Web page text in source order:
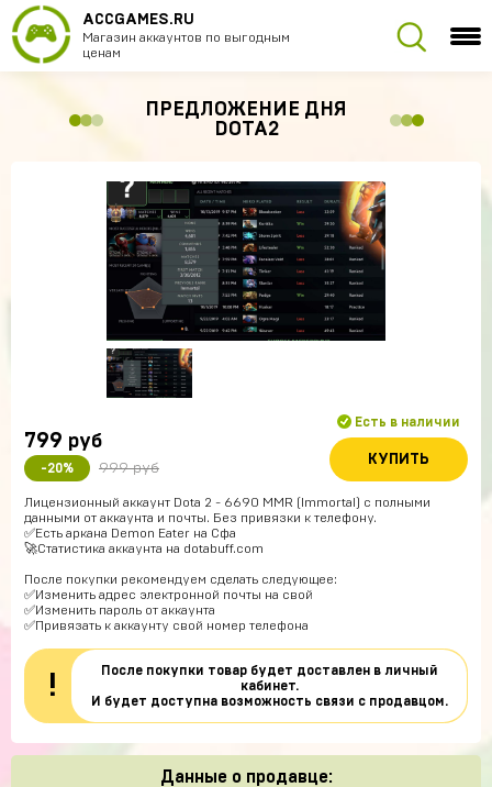
ACCGAMES.RU
Магазин аккаунтов по выгодным
ценам
ПРЕДЛОЖЕНИЕ ДНЯ
DOTA2
799 руб
-20% 999 руб
Есть в наличии
КУПИТЬ
Лицензионный аккаунт Dota 2 - 6690 MMR (Immortal) с полными
данными от аккаунта и почты. Без привязки к телефону.
✅Есть аркана Demon Eater на Сфа
🚀Статистика аккаунта на dotabuff.com
После покупки рекомендуем сделать следующее:
✅Изменить адрес электронной почты на свой
✅Изменить пароль от аккаунта
✅Привязать к аккаунту свой номер телефона
!
После покупки товар будет доставлен в личный
кабинет.
И будет доступна возможность связи с продавцом.
Данные о продавце: